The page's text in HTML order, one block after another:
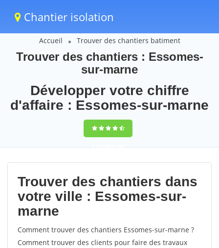
Chantier isolation
Accueil Trouver des chantiers batiment
Trouver des chantiers : Essomes-
sur-marne
Développer votre chiffre
d'affaire : Essomes-sur-marne
9,5(100%)69
votes
Trouver des chantiers dans
votre ville : Essomes-sur-
marne
Comment trouver des chantiers Essomes-sur-marne ?
Comment trouver des clients pour faire des travaux